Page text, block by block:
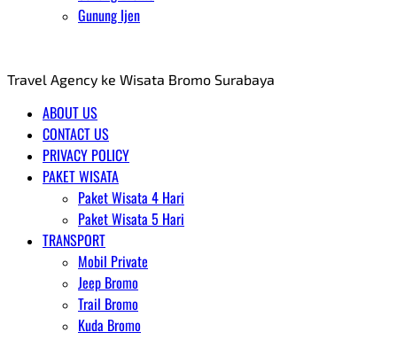
Gunung Ijen
Travel Agency ke Wisata Bromo Surabaya
ABOUT US
CONTACT US
PRIVACY POLICY
PAKET WISATA
Paket Wisata 4 Hari
Paket Wisata 5 Hari
TRANSPORT
Mobil Private
Jeep Bromo
Trail Bromo
Kuda Bromo